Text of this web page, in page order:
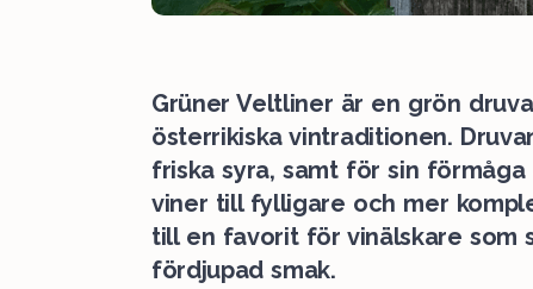
Grüner Veltliner är en grön
österrikiska vintraditionen.
friska syra, samt för sin
viner till fylligare och mer
till en favorit för vinälskare som
fördjupad smak.